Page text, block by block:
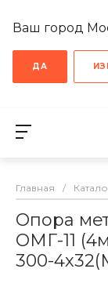
Ваш город
ДА
Главная /
Опора
ОМГ-11
300-